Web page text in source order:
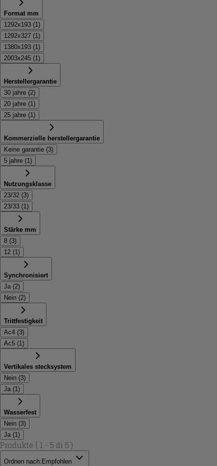
Format mm
1292x193 (1 )
1292x327 (1 )
1380x193 (1 )
2003x245 (1 )
Herstellergarantie
30 jahre (2)
20 jahre (1 )
25 jahre (1 )
Kommerzielle herstellergarantie
Keine garantie (3)
5 jahre (1 )
Nutzungsklasse
23/32 (3)
23/33 (1 )
Stärke mm
8 (3)
12 (1 )
Synchronisiert
Ja (2)
Nein (2)
Trittfestigkeit
Ac4 (3)
Ac5 (1 )
Vertikales stecksystem
Nein (3)
Ja (1 )
Wasserfest
Nein (3)
Ja (1 )
Produkte ( 1 - 5 di 5 )
Ordnen nach: Empfohlen